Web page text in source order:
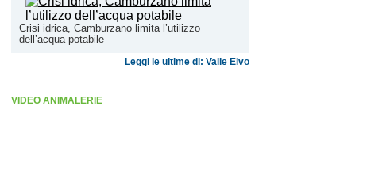
Crisi idrica, Camburzano limita l’utilizzo
dell’acqua potabile
Leggi le ultime di: Valle Elvo
VIDEO ANIMALERIE